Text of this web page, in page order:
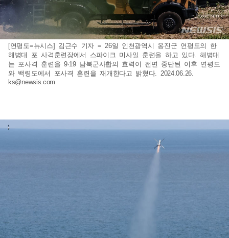
[연평도=뉴시스] 김근수 기자 = 26일 인천광역시 옹진군 연평도의 한
해병대 포 사격훈련장에서 스파이크 미사일 훈련을 하고 있다. 해병대
는 포사격 훈련을 9·19 남북군사합의 효력이 전면 중단된 이후 연평도
와 백령도에서 포사격 훈련을 재개한다고 밝혔다. 2024.06.26.
ks@newsis.com